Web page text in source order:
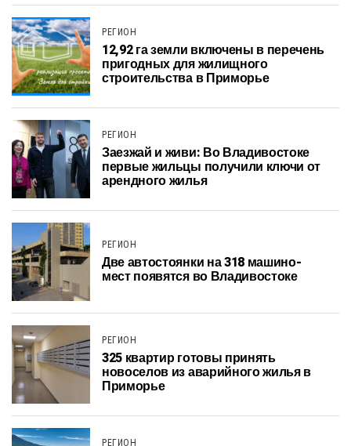
РЕГИОН
12,92 га земли включены в перечень
пригодных для жилищного
строительства в Приморье
РЕГИОН
Заезжай и живи: Во Владивостоке
первые жильцы получили ключи от
арендного жилья
РЕГИОН
Две автостоянки на 318 машино-
мест появятся во Владивостоке
РЕГИОН
325 квартир готовы принять
новоселов из аварийного жилья в
Приморье
РЕГИОН